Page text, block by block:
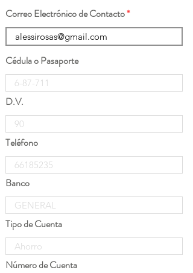
Correo Electrónico de Contacto
Cédula o Pasaporte
D.V.
Teléfono
Banco
Tipo de Cuenta
Número de Cuenta